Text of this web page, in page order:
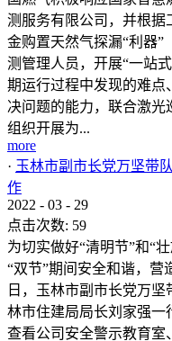
测服务有限公司，并根据
金购置天然气探漏“利器”
测管理人员，开展“一站
期运行过程中发现的难点
决问题的能力，联合激
组织开展为...
more
· 玉林市副市长党万坚带
作
2022 - 03 - 29
点击次数: 59
为切实做好“清明节”和“
“双节”期间安全和谐，营
日，玉林市副市长党万
林市住建局局长刘家强一
查看公司安全警示教育室